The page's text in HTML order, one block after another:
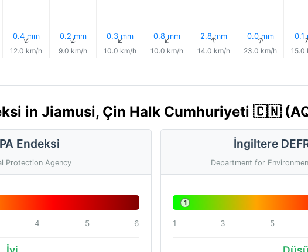
0.4 mm
↑
12.0 km/h
0.2 mm
↑
9.0 km/h
0.3 mm
↑
10.0 km/h
0.8 mm
↑
10.0 km/h
2.8 mm
↑
14.0 km/h
0.0 mm
↑
23.0 km/h
0.1
15.0
in Jiamusi, Çin Halk Cumhuriyeti 🇨🇳
Endeksi
Protection Agency
4 5 6
İngiltere
Department for
1
1 3 5